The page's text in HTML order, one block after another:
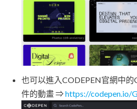
也可以進入CODEPEN官網中
件的動畫 ⇒https://codepen.io/